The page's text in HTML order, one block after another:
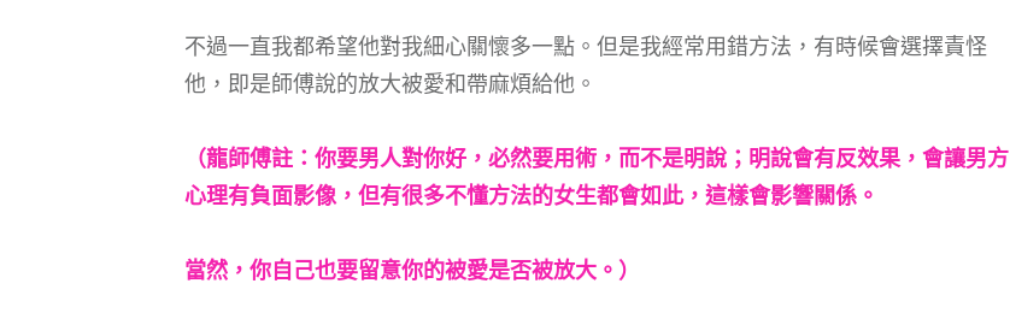
不過一直我都希望他對我細心關懷多一點。但是我經常用錯方法，有時候會選擇責怪
他，即是師傅說的放大被愛和帶麻煩給他。
（龍師傅註：你要男人對你好，必然要用術，而不是明說；明說會有反效果，會讓男方
心理有負面影像，但有很多不懂方法的女生都會如此，這樣會影響關係。
當然，你自己也要留意你的被愛是否被放大。）